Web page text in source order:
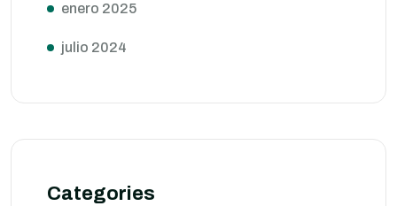
enero 2025
julio 2024
Categories